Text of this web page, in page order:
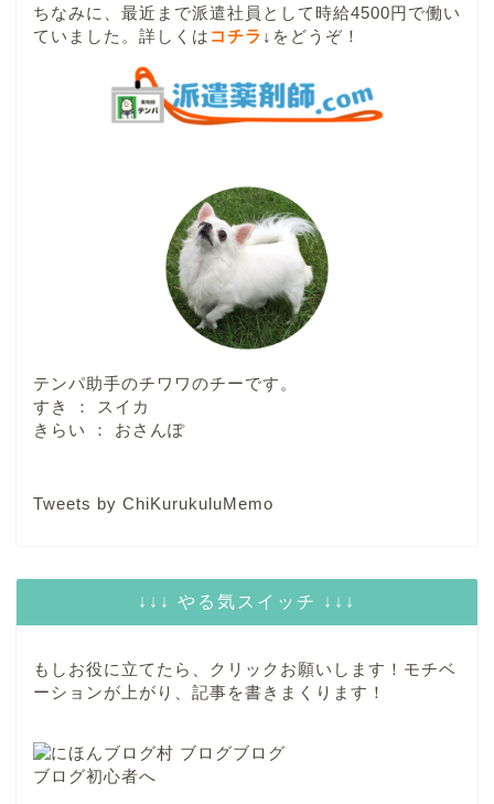
ちなみに、最近まで派遣社員として時給4500円で働い
ていました。詳しくは コチラ ↓ をどうぞ！
テンパ助手のチワワのチーです。
すき ： スイカ
きらい ： おさんぽ
Tweets by ChiKurukuluMemo
↓↓↓ やる気スイッチ ↓↓↓
もしお役に立てたら、クリックお願いします！モチベ
ーションが上がり、記事を書きまくります！